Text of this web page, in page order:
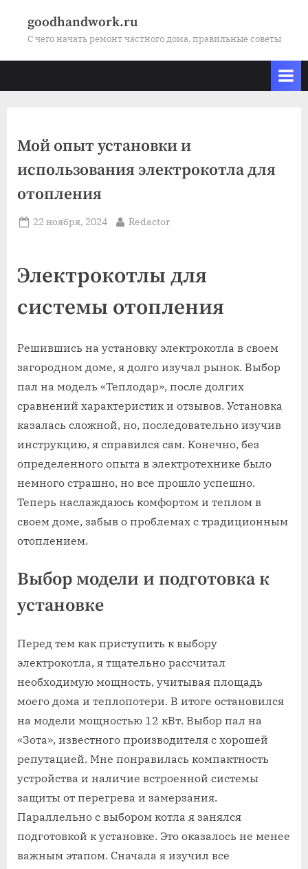
goodhandwork.ru
С чего начать ремонт частного дома, правильные советы
Мой опыт установки и
использования электрокотла для
отопления
Posted
22 ноября, 2024 By
Redactor
Электрокотлы для
системы отопления
Решившись на установку электрокотла в своем
загородном доме, я долго изучал рынок. Выбор
пал на модель «Теплодар», после долгих
сравнений характеристик и отзывов. Установка
казалась сложной, но, последовательно изучив
инструкцию, я справился сам. Конечно, без
определенного опыта в электротехнике было
немного страшно, но все прошло успешно.
Теперь наслаждаюсь комфортом и теплом в
своем доме, забыв о проблемах с традиционным
отоплением.
Выбор модели и подготовка к
установке
Перед тем как приступить к выбору
электрокотла, я тщательно рассчитал
необходимую мощность, учитывая площадь
моего дома и теплопотери. В итоге остановился
на модели мощностью 12 кВт. Выбор пал на
«Зота», известного производителя с хорошей
репутацией. Мне понравилась компактность
устройства и наличие встроенной системы
защиты от перегрева и замерзания.
Параллельно с выбором котла я занялся
подготовкой к установке. Это оказалось не менее
важным этапом. Сначала я изучил все